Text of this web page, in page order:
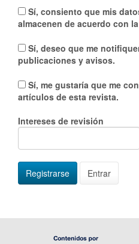
almacenen de acuerdo con la
publicaciones y avisos.
artículos de esta revista.
Intereses de revisión
Registrarse Entrar